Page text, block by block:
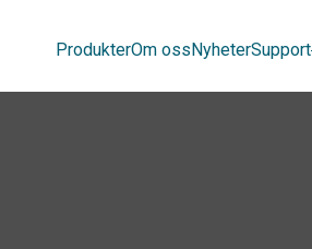
ProdukterOm ossNyheterSupport